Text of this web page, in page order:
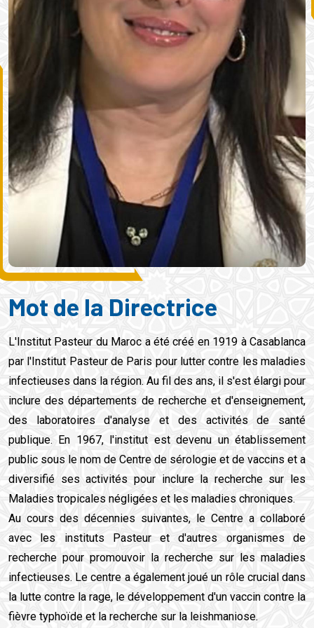
Mot de la Directrice
L'Institut Pasteur du Maroc a été créé en 1919 à Casablanca
par l'Institut Pasteur de Paris pour lutter contre les maladies
infectieuses dans la région. Au fil des ans, il s'est élargi pour
inclure des départements de recherche et d'enseignement,
des laboratoires d'analyse et des activités de santé
publique. En 1967, l'institut est devenu un établissement
public sous le nom de Centre de sérologie et de vaccins et a
diversifié ses activités pour inclure la recherche sur les
Maladies tropicales négligées et les maladies chroniques.
Au cours des décennies suivantes, le Centre a collaboré
avec les instituts Pasteur et d'autres organismes de
recherche pour promouvoir la recherche sur les maladies
infectieuses. Le centre a également joué un rôle crucial dans
la lutte contre la rage, le développement d'un vaccin contre la
fièvre typhoïde et la recherche sur la leishmaniose.